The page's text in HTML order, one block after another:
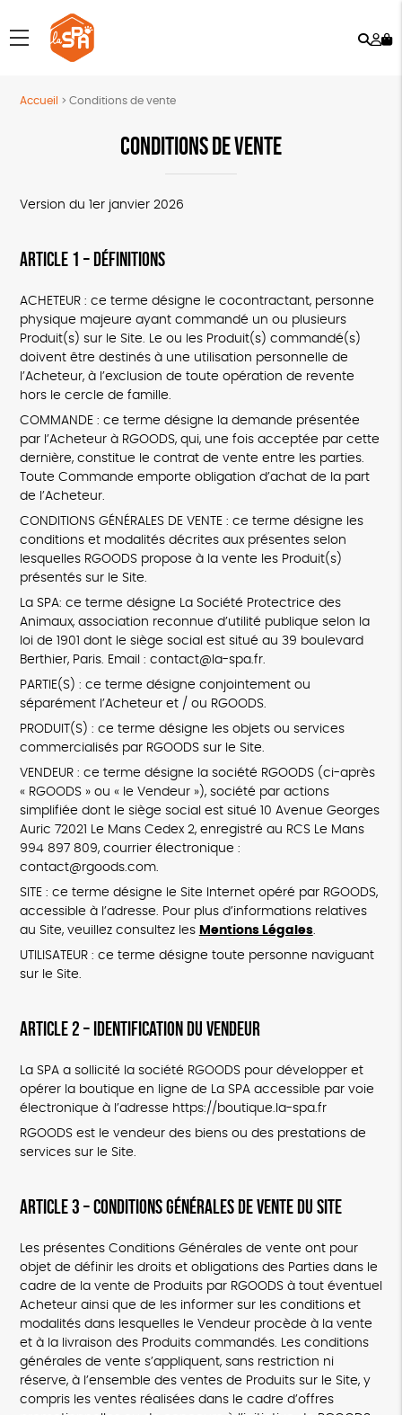
menu
Accueil > Conditions de vente
CONDITIONS DE VENTE
Version du 1er janvier 2026
ARTICLE 1 – DÉFINITIONS
ACHETEUR : ce terme désigne le cocontractant, personne
physique majeure ayant commandé un ou plusieurs
Produit(s) sur le Site. Le ou les Produit(s) commandé(s)
doivent être destinés à une utilisation personnelle de
l’Acheteur, à l’exclusion de toute opération de revente
hors le cercle de famille.
COMMANDE : ce terme désigne la demande présentée
par l’Acheteur à RGOODS, qui, une fois acceptée par cette
dernière, constitue le contrat de vente entre les parties.
Toute Commande emporte obligation d’achat de la part
de l’Acheteur.
CONDITIONS GÉNÉRALES DE VENTE : ce terme désigne les
conditions et modalités décrites aux présentes selon
lesquelles RGOODS propose à la vente les Produit(s)
présentés sur le Site.
La SPA: ce terme désigne La Société Protectrice des
Animaux, association reconnue d’utilité publique selon la
loi de 1901 dont le siège social est situé au 39 boulevard
Berthier, Paris. Email : contact@la-spa.fr.
PARTIE(S) : ce terme désigne conjointement ou
séparément l’Acheteur et / ou RGOODS.
PRODUIT(S) : ce terme désigne les objets ou services
commercialisés par RGOODS sur le Site.
VENDEUR : ce terme désigne la société RGOODS (ci-après
« RGOODS » ou « le Vendeur »), société par actions
simplifiée dont le siège social est situé 10 Avenue Georges
Auric 72021 Le Mans Cedex 2, enregistré au RCS Le Mans
994 897 809, courrier électronique :
contact@rgoods.com.
SITE : ce terme désigne le Site Internet opéré par RGOODS,
accessible à l’adresse. Pour plus d’informations relatives
au Site, veuillez consultez les Mentions Légales.
UTILISATEUR : ce terme désigne toute personne naviguant
sur le Site.
ARTICLE 2 – IDENTIFICATION DU VENDEUR
La SPA a sollicité la société RGOODS pour développer et
opérer la boutique en ligne de La SPA accessible par voie
électronique à l’adresse https://boutique.la-spa.fr
RGOODS est le vendeur des biens ou des prestations de
services sur le Site.
ARTICLE 3 – CONDITIONS GÉNÉRALES DE VENTE DU SITE
Les présentes Conditions Générales de vente ont pour
objet de définir les droits et obligations des Parties dans le
cadre de la vente de Produits par RGOODS à tout éventuel
Acheteur ainsi que de les informer sur les conditions et
modalités dans lesquelles le Vendeur procède à la vente
et à la livraison des Produits commandés. Les conditions
générales de vente s’appliquent, sans restriction ni
réserve, à l’ensemble des ventes de Produits sur le Site, y
compris les ventes réalisées dans le cadre d’offres